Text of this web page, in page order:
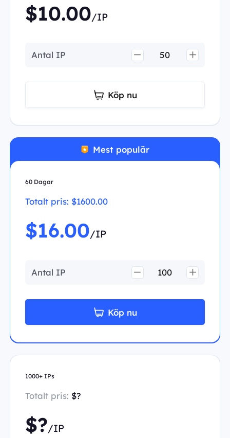
$10.00/IP
Antal IP
Köp nu
Mest populär
60 Dagar
Totalt pris: $1600.00
$16.00/IP
Antal IP
Köp nu
1000+ IPs
Totalt pris: $?
$?/IP